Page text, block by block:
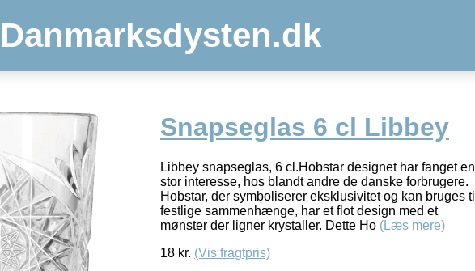
Danmarksdysten.dk
Snapseglas 6 cl Libbey
Libbey snapseglas, 6 cl.Hobstar designet har fanget en
stor interesse, hos blandt andre de danske forbrugere.
Hobstar, der symboliserer eksklusivitet og kan bruges til
festlige sammenhænge, har et flot design med et
mønster der ligner krystaller. Dette Ho (Læs mere)
18 kr. (Vis fragtpris)